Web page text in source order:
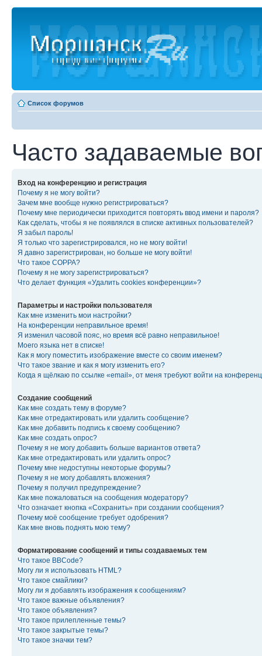
Список форумов
Часто задаваемые
Вход на конференцию и регистрация
Почему я не могу войти?
Зачем мне вообще нужно регистрироваться?
Почему мне периодически приходится повторять ввод имени и пароля?
Как сделать, чтобы я не появлялся в списке активных пользователей?
Я забыл пароль!
Я только что зарегистрировался, но не могу войти!
Я давно зарегистрирован, но больше не могу войти!
Что такое COPPA?
Почему я не могу зарегистрироваться?
Что делает функция «Удалить cookies конференции»?
Параметры и настройки пользователя
Как мне изменить мои настройки?
На конференции неправильное время!
Я изменил часовой пояс, но время всё равно неправильное!
Моего языка нет в списке!
Как я могу поместить изображение вместе со своим именем?
Что такое звание и как я могу изменить его?
Когда я щёлкаю по ссылке «email», от меня требуют войти на
Создание сообщений
Как мне создать тему в форуме?
Как мне отредактировать или удалить сообщение?
Как мне добавить подпись к своему сообщению?
Как мне создать опрос?
Почему я не могу добавить больше вариантов ответа?
Как мне отредактировать или удалить опрос?
Почему мне недоступны некоторые форумы?
Почему я не могу добавлять вложения?
Почему я получил предупреждение?
Как мне пожаловаться на сообщения модератору?
Что означает кнопка «Сохранить» при создании сообщения?
Почему моё сообщение требует одобрения?
Как мне вновь поднять мою тему?
Форматирование сообщений и типы создаваемых тем
Что такое BBCode?
Могу ли я использовать HTML?
Что такое смайлики?
Могу ли я добавлять изображения к сообщениям?
Что такое важные объявления?
Что такое объявления?
Что такое прилепленные темы?
Что такое закрытые темы?
Что такое значки тем?